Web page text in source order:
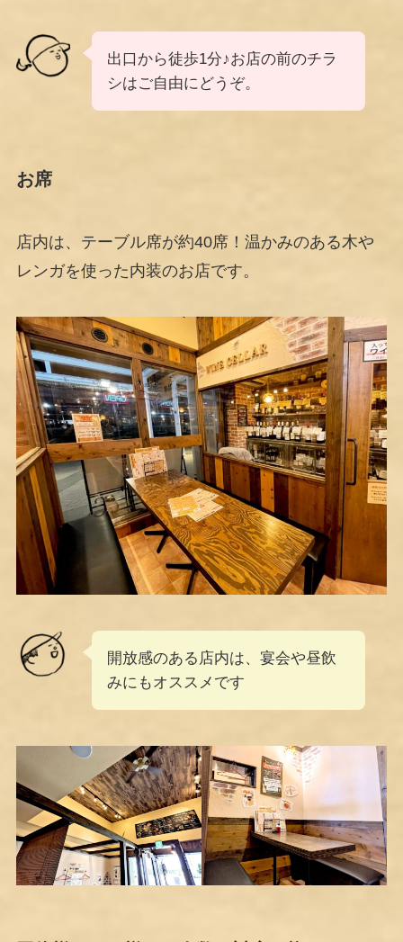
出口から徒歩1分♪お店の前のチラ
シはご自由にどうぞ。
お席
店内は、テーブル席が約40席！温かみのある木や
レンガを使った内装のお店です。
開放感のある店内は、宴会や昼飲
みにもオススメです